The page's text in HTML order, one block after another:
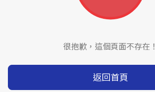
很抱歉，這個頁面不存在！
返回首頁